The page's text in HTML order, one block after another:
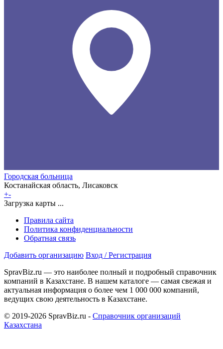
Городская больница
Костанайская область, Лисаковск
+-
Загрузка карты ...
Правила сайта
Политика конфиденциальности
Обратная связь
Добавить организацию Вход / Регистрация
SpravBiz.ru — это наиболее полный и подробный справочник
компаний в Казахстане. В нашем каталоге — самая свежая и
актуальная информация о более чем 1 000 000 компаний,
ведущих свою деятельность в Казахстане.
© 2019-2026 SpravBiz.ru - Справочник организаций
Казахстана